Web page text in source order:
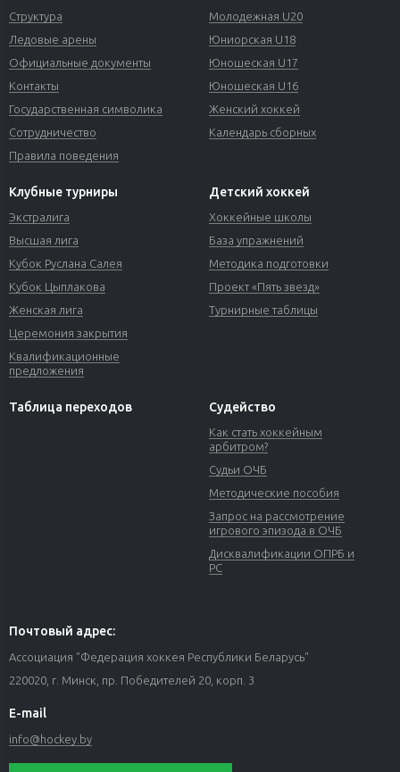
Структура
Ледовые арены
Официальные документы
Контакты
Государственная символика
Сотрудничество
Правила поведения
Молодежная U20
Юниорская U18
Юношеская U17
Юношеская U16
Женский хоккей
Календарь сборных
Клубные турниры
Экстралига
Высшая лига
Кубок Руслана Салея
Кубок Цыплакова
Женская лига
Церемония закрытия
Квалификационные
предложения
Детский хоккей
Хоккейные школы
База упражнений
Методика подготовки
Проект «Пять звезд»
Турнирные таблицы
Таблица переходов Судейство
Как стать хоккейным
арбитром?
Судьи ОЧБ
Методические пособия
Запрос на рассмотрение
игрового эпизода в ОЧБ
Дисквалификации ОПРБ и
РС
Почтовый адрес:
Ассоциация "Федерация хоккея Республики Беларусь"
220020, г. Минск, пр. Победителей 20, корп. 3
E-mail
info@hockey.by